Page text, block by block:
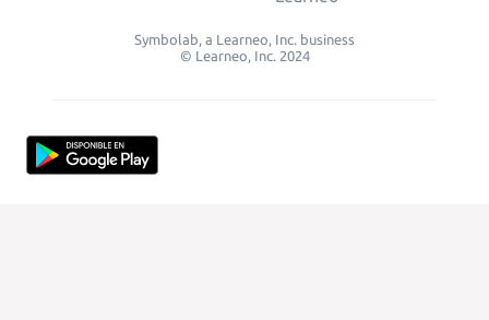
Symbolab, a Learneo, Inc. business
© Learneo, Inc. 2024